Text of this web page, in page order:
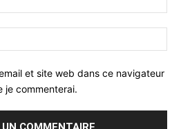
et site web dans ce navigateur
je commenterai.